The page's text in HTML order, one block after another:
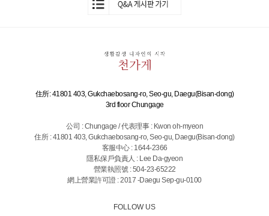
住所: 41801 403, Gukchaebosang-ro, Seo-gu, Daegu(Bisan-dong)
3rd floor Chungage
公司 : Chungage / 代表理事 : Kwon oh-myeon
住所 : 41801 403, Gukchaebosang-ro, Seo-gu, Daegu(Bisan-dong)
客服中心 : 1644-2366
隱私保戶負責人 : Lee Da-gyeon
營業執照號 : 504-23-65222
網上營業許可證 : 2017 -Daegu Sep-gu-0100
FOLLOW US